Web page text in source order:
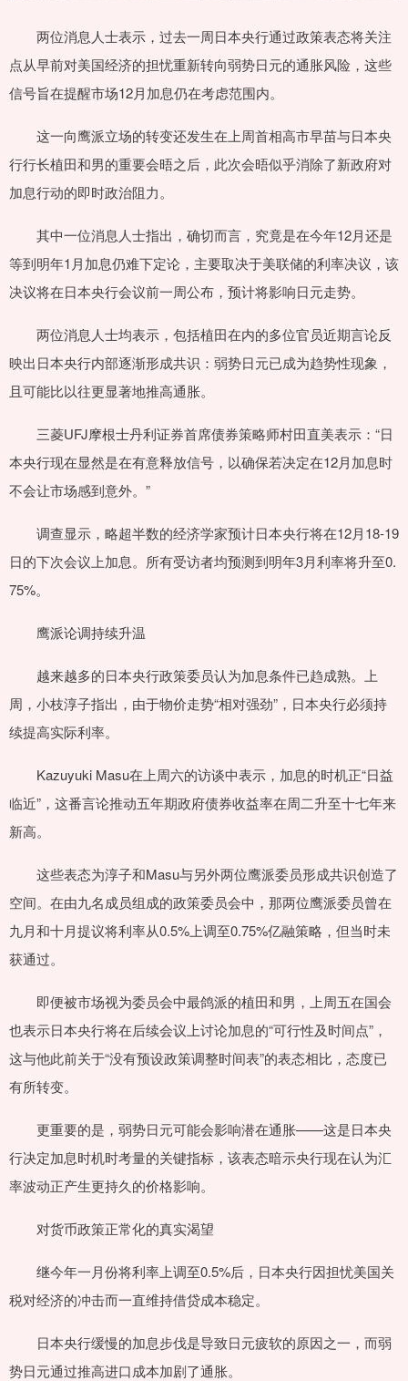
两位消息人士表示，过去一周日本央行通过政策表态将关注
点从早前对美国经济的担忧重新转向弱势日元的通胀风险，这些
信号旨在提醒市场12月加息仍在考虑范围内。
这一向鹰派立场的转变还发生在上周首相高市早苗与日本央
行行长植田和男的重要会晤之后，此次会晤似乎消除了新政府对
加息行动的即时政治阻力。
其中一位消息人士指出，确切而言，究竟是在今年12月还是
等到明年1月加息仍难下定论，主要取决于美联储的利率决议，该
决议将在日本央行会议前一周公布，预计将影响日元走势。
两位消息人士均表示，包括植田在内的多位官员近期言论反
映出日本央行内部逐渐形成共识：弱势日元已成为趋势性现象，
且可能比以往更显著地推高通胀。
三菱UFJ摩根士丹利证券首席债券策略师村田直美表示：“日
本央行现在显然是在有意释放信号，以确保若决定在12月加息时
不会让市场感到意外。”
调查显示，略超半数的经济学家预计日本央行将在12月18-19
日的下次会议上加息。所有受访者均预测到明年3月利率将升至0.
75%。
鹰派论调持续升温
越来越多的日本央行政策委员认为加息条件已趋成熟。上
周，小枝淳子指出，由于物价走势“相对强劲”，日本央行必须持
续提高实际利率。
Kazuyuki Masu在上周六的访谈中表示，加息的时机正“日益
临近”，这番言论推动五年期政府债券收益率在周二升至十七年来
新高。
这些表态为淳子和Masu与另外两位鹰派委员形成共识创造了
空间。在由九名成员组成的政策委员会中，那两位鹰派委员曾在
九月和十月提议将利率从0.5%上调至0.75%亿融策略，但当时未
获通过。
即便被市场视为委员会中最鸽派的植田和男，上周五在国会
也表示日本央行将在后续会议上讨论加息的“可行性及时间点”，
这与他此前关于“没有预设政策调整时间表”的表态相比，态度已
有所转变。
更重要的是，弱势日元可能会影响潜在通胀——这是日本央
行决定加息时机时考量的关键指标，该表态暗示央行现在认为汇
率波动正产生更持久的价格影响。
对货币政策正常化的真实渴望
继今年一月份将利率上调至0.5%后，日本央行因担忧美国关
税对经济的冲击而一直维持借贷成本稳定。
日本央行缓慢的加息步伐是导致日元疲软的原因之一，而弱
势日元通过推高进口成本加剧了通胀。